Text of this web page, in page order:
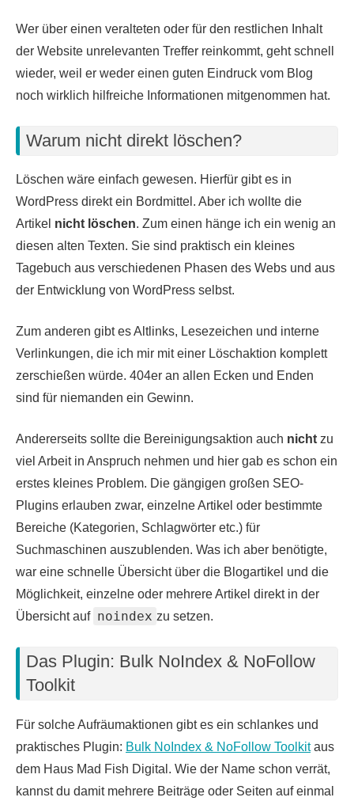
Wer über einen veralteten oder für den restlichen Inhalt
der Website unrelevanten Treffer reinkommt, geht schnell
wieder, weil er weder einen guten Eindruck vom Blog
noch wirklich hilfreiche Informationen mitgenommen hat.
Warum nicht direkt löschen?
Löschen wäre einfach gewesen. Hierfür gibt es in
WordPress direkt ein Bordmittel. Aber ich wollte die
Artikel nicht löschen. Zum einen hänge ich ein wenig an
diesen alten Texten. Sie sind praktisch ein kleines
Tagebuch aus verschiedenen Phasen des Webs und aus
der Entwicklung von WordPress selbst.
Zum anderen gibt es Altlinks, Lesezeichen und interne
Verlinkungen, die ich mir mit einer Löschaktion komplett
zerschießen würde. 404er an allen Ecken und Enden
sind für niemanden ein Gewinn.
Andererseits sollte die Bereinigungsaktion auch nicht zu
viel Arbeit in Anspruch nehmen und hier gab es schon ein
erstes kleines Problem. Die gängigen großen SEO-
Plugins erlauben zwar, einzelne Artikel oder bestimmte
Bereiche (Kategorien, Schlagwörter etc.) für
Suchmaschinen auszublenden. Was ich aber benötigte,
war eine schnelle Übersicht über die Blogartikel und die
Möglichkeit, einzelne oder mehrere Artikel direkt in der
Übersicht auf noindex ⁣zu setzen.
Das Plugin: Bulk NoIndex & NoFollow
Toolkit
Für solche Aufräumaktionen gibt es ein schlankes und
praktisches Plugin: Bulk NoIndex & NoFollow Toolkitaus
dem Haus Mad Fish Digital. Wie der Name schon verrät,
kannst du damit mehrere Beiträge oder Seiten auf einmal